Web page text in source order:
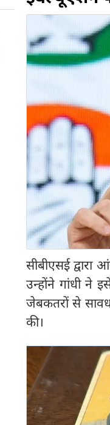
सीबीएसई
उन्होंने गांधी ने
जेबकतरों से
की।